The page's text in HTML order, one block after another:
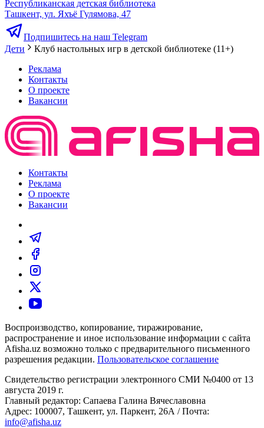
Республиканская детская библиотека
Ташкент, ул. Яхъё Гулямова, 47
Подпишитесь на наш Telegram
Дети
Клуб настольных игр в детской библиотеке (11+)
Реклама
Контакты
О проекте
Вакансии
Контакты
Реклама
О проекте
Вакансии
Воспроизводство, копирование, тиражирование,
распространение и иное использование информации с сайта
Afisha.uz возможно только с предварительного письменного
разрешения редакции. Пользовательское соглашение
Свидетельство регистрации электронного СМИ №0400 от 13
августа 2019 г.
Главный редактор: Сапаева Галина Вячеславовна
Адрес: 100007, Ташкент, ул. Паркент, 26А / Почта:
info@afisha.uz